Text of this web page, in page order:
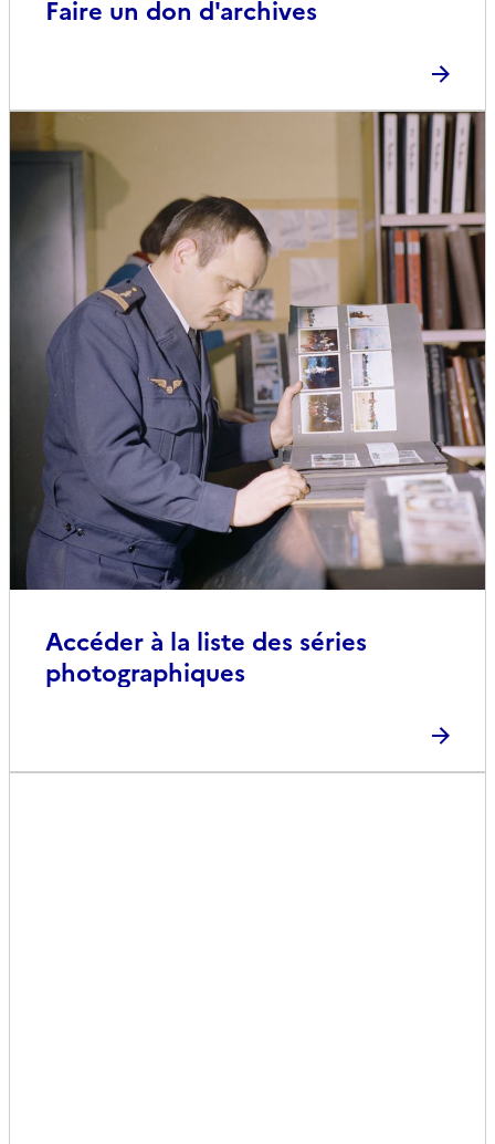
Faire un don d'archives
Accéder à la liste des séries
photographiques